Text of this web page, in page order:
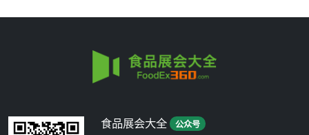
食品展会大全 公众号